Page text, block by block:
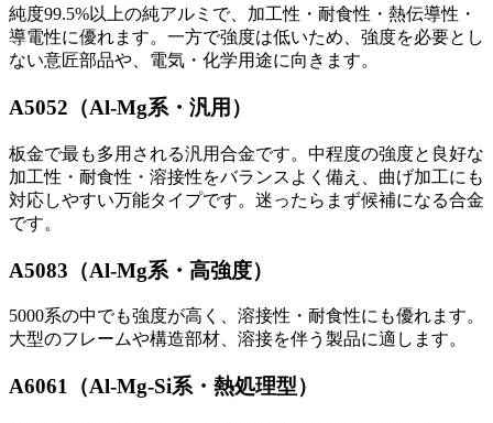
純度99.5%以上の純アルミで、加工性・耐食性・熱伝導性・
導電性に優れます。一方で強度は低いため、強度を必要とし
ない意匠部品や、電気・化学用途に向きます。
A5052（Al-Mg系・汎用）
板金で最も多用される汎用合金です。中程度の強度と良好な
加工性・耐食性・溶接性をバランスよく備え、曲げ加工にも
対応しやすい万能タイプです。迷ったらまず候補になる合金
です。
A5083（Al-Mg系・高強度）
5000系の中でも強度が高く、溶接性・耐食性にも優れます。
大型のフレームや構造部材、溶接を伴う製品に適します。
A6061（Al-Mg-Si系・熱処理型）